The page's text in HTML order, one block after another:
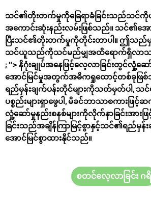
သင်၏တိုးတက်မှုကိုခြေရာခံခြင်းသည်သင်
အကောင်းဆုံးနည်းလမ်းဖြစ်သည်။ သင်၏အောင်
ပြီးသင်၏တိုးတက်မှုကိုတိုင်းတာပါ။ ဤသည်
သင်ယူသည်ကိုသင်မည်မျှအထိရောက်ရှိလာ
; "> နိဂုံးချုပ်အနေဖြင့်လေ့လာခြင်းတွင်လှုံ့ဆေ
အောင်မြင်မှုအတွက်အဓိကရှုထောင့်တစ်ခုဖ
ရည်မှန်းချက်ပန်းတိုင်များကိုသတ်မှတ်ပါ, သ
ပစ္စည်းများရှာဖွေပါ, မိခင်ဘာသာစကားဖြ
လှုံ့ဆော်မှုနည်းစနစ်များကိုလိုက်နာခြင်းအား
ခြင်းသည်အချိန်ကြာမြင့်စွာနှင့်သင်၏ရည်မှန်း
အောင်မြင်စွာထားနိုင်သည်။
စတင်လေ့လာခြင်း ဂရိ